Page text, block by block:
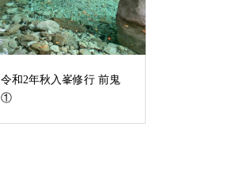
令和2年秋入峯修行 前鬼
①